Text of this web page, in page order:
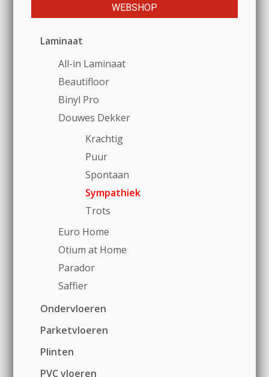
WEBSHOP
Laminaat
All-in Laminaat
Beautifloor
Binyl Pro
Douwes Dekker
Krachtig
Puur
Spontaan
Sympathiek
Trots
Euro Home
Otium at Home
Parador
Saffier
Ondervloeren
Parketvloeren
Plinten
PVC vloeren